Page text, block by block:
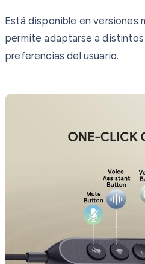
Está disponible en versiones
permite adaptarse a
preferencias del usuario.